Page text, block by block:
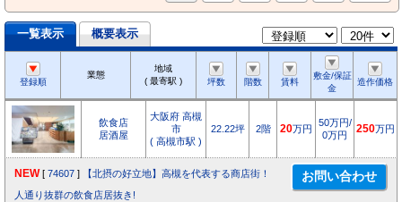
一覧表示 概要表示
登録順
業態
地域
( 最寄駅 )
坪数 階数 賃料
敷金/保証
金
造作価格
飲食店
居酒屋
大阪府 高槻
市
( 高槻市駅 )
22.22坪 2階 20万円
50万円/
0万円
250万円
NEW [ 74607 ]
【北摂の好立地】高槻を代表する商店街！
人通り抜群の飲食店居抜き!